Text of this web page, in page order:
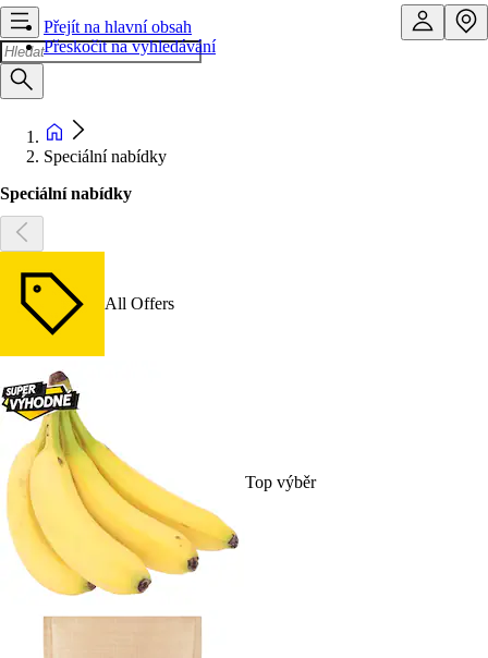
Přejít na hlavní obsah
Přeskočit na vyhledávání
Speciální nabídky
Speciální nabídky
All Offers
Top výběr